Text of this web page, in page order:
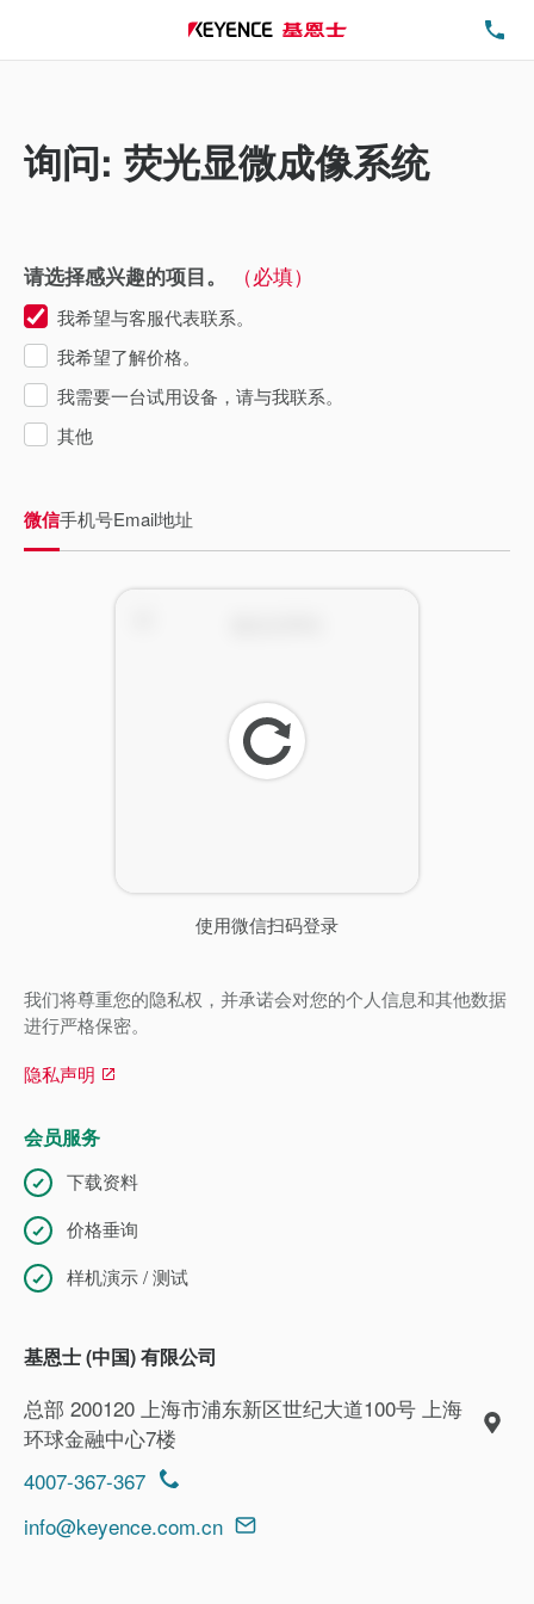
询问: 荧光显微成像系统
请选择感兴趣的项目。 （必填）
我希望与客服代表联系。
我希望了解价格。
我需要一台试用设备，请与我联系。
其他
微信手机号Email地址
使用微信扫码登录
刷
新
我们将尊重您的隐私权，并承诺会对您的个人信息和其他数据
进行严格保密。
隐私声明
会员服务
下载资料
价格垂询
样机演示 / 测试
基恩士 (中国) 有限公司
总部 200120 上海市浦东新区世纪大道100号 上海
环球金融中心7楼
4007-367-367
info@keyence.com.cn